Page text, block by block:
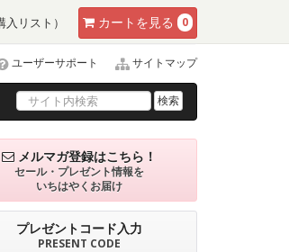
カート を見る 0
リスト）
ユーザーサポート サイトマップ
検索
メルマガ登録はこちら！
セール・プレゼント情報を
いちはやくお届け
プレゼントコード入力
PRESENT CODE